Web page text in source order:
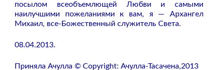
посылом всеобъемлющей Любви и самыми
наилучшими пожеланиями к вам, я — Архангел
Михаил, все-Божественный служитель Света.
08.04.2013.
Приняла Ачулла © Copyright: Ачулла-Тасачена,2013